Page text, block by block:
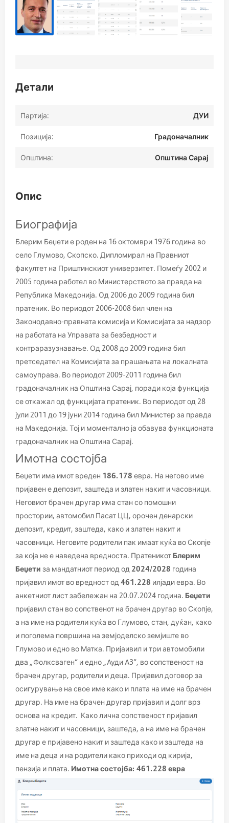
Детали
Партија: ДУИ
Позиција: Градоначалник
Општина: Општина Сарај
Опис
Биографија
Блерим Беџети е роден на 16 октомври 1976 година во
село Глумово, Скопско. Дипломирал на Правниот
факултет на Приштинскиот универзитет. Помеѓу 2002 и
2005 година работел во Министерството за правда на
Република Македонија. Од 2006 до 2009 година бил
пратеник. Во периодот 2006-2008 бил член на
Законодавно-правната комисија и Комисијата за надзор
на работата на Управата за безбедност и
контраразузнавање. Од 2008 до 2009 година бил
претседател на Комисијата за прашањата на локалната
самоуправа. Во периодот 2009-2011 година бил
градоначалник на Општина Сарај, поради која функција
се откажал од функцијата пратеник. Во периодот од 28
јули 2011 до 19 јуни 2014 година бил Министер за правда
на Македонија. Тој и моментално ја обавува функционата
градоначалник на Општина Сарај.
Имотна состојба
Беџети има имот вреден 186.178 евра. На негово име
пријавен е депозит, заштеда и златен накит и часовници.
Неговиот брачен другар има стан со помошни
простории, автомобил Пасат ЦЦ, орочен денарски
депозит, кредит, заштеда, како и златен накит и
часовници. Неговите родители пак имаат куќа во Скопје
за која не е наведена вредноста. Пратеникот Блерим
Беџети за мандатниот период од 2024/2028 година
пријавил имот во вредност од 461.228 илјади евра. Во
анкетниот лист забележан на 20.07.2024 година. Беџети
пријавил стан во сопственот на брачен другар во Скопје,
а на име на родители куќа во Глумово, стан, дуќан, како
и поголема површина на земјоделско земјиште во
Глумово и едно во Матка. Пријаивил и три автомобили
два „Фолксваген“ и едно „Ауди А3“, во сопственост на
брачен другар, родители и деца. Пријавил договор за
осигурување на свое име како и плата на име на брачен
другар. На име на брачен другар пријавил и долг врз
основа на кредит. Како лична сопственост пријавил
златне накит и часовници, заштеда, а на име на брачен
другар е пријавено накит и заштеда како и заштеда на
име на деца и на родители како приходи од кирија,
пензија и плата. Имотна состојба: 461.228 евра